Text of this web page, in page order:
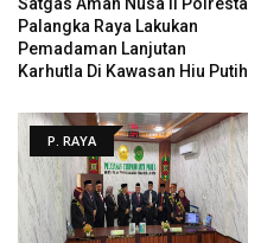
Palangka Raya Lakukan
Pemadaman Lanjutan
Karhutla Di Kawasan Hiu Putih
P. RAYA